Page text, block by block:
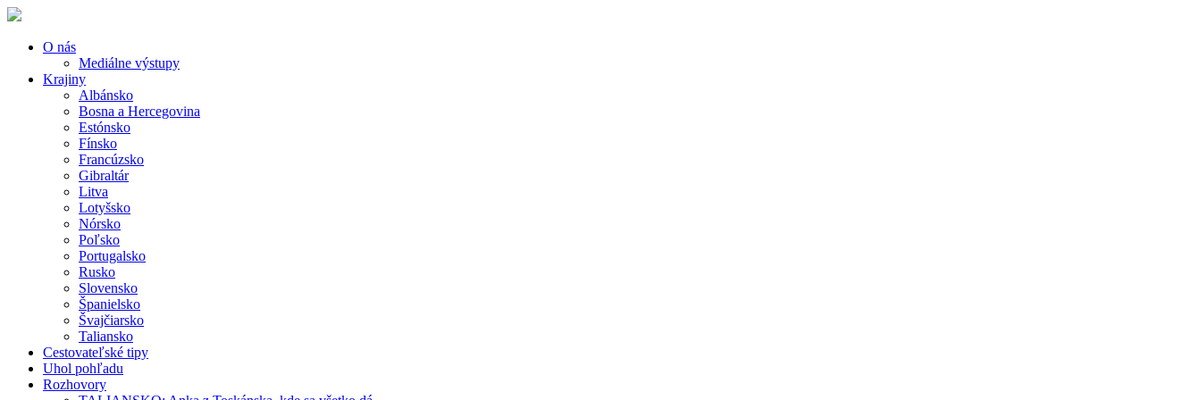
O nás
Mediálne výstupy
Krajiny
Albánsko
Bosna a Hercegovina
Estónsko
Fínsko
Francúzsko
Gibraltár
Litva
Lotyšsko
Nórsko
Poľsko
Portugalsko
Rusko
Slovensko
Španielsko
Švajčiarsko
Taliansko
Cestovateľské tipy
Uhol pohľadu
Rozhovory